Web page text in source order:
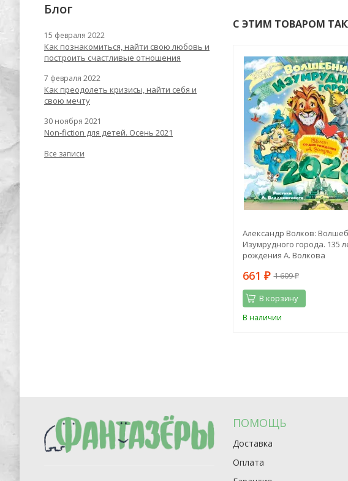
С ЭТИМ ТОВАРОМ
-55%
Александр Волков:
Изумрудного города. 135
рождения А. Волкова
661 ₽ 1 609₽
В корзину
В наличии
Блог
15 февраля 2022
Как познакомиться, найти свою любовь и
построить счастливые отношения
7 февраля 2022
Как преодолеть кризисы, найти себя и
свою мечту
30 ноября 2021
Non-fiction для детей. Осень 2021
Все записи
ПОМОЩЬ
Доставка
Оплата